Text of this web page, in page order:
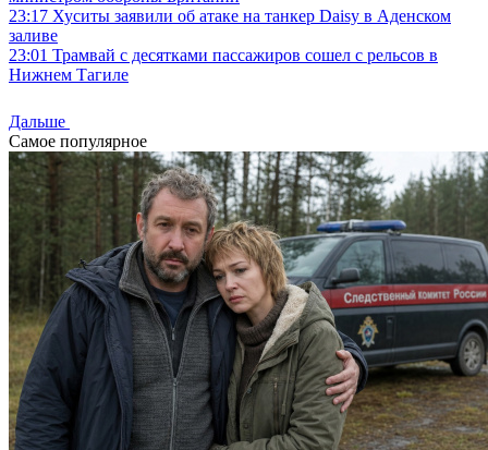
23:17 Хуситы заявили об атаке на танкер Daisy в Аденском
заливе
23:01 Трамвай с десятками пассажиров сошел с рельсов в
Нижнем Тагиле
Дальше
Самое популярное